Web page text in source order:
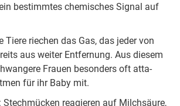
be­stimm­tes che­mi­sches Si­gnal auf
Tie­re rie­chen das Gas, das je­der von
aus wei­ter Ent­fer­nung. Aus die­sem
Frau­en be­son­ders oft at­ta­
für ihr Ba­by mit.
Stech­mü­cken re­agie­ren auf Milch­säu­re,